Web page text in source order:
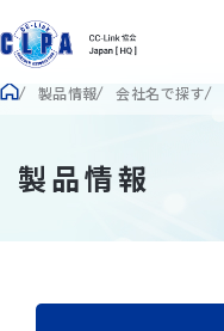
製品情報 会社名で探す
製品情報